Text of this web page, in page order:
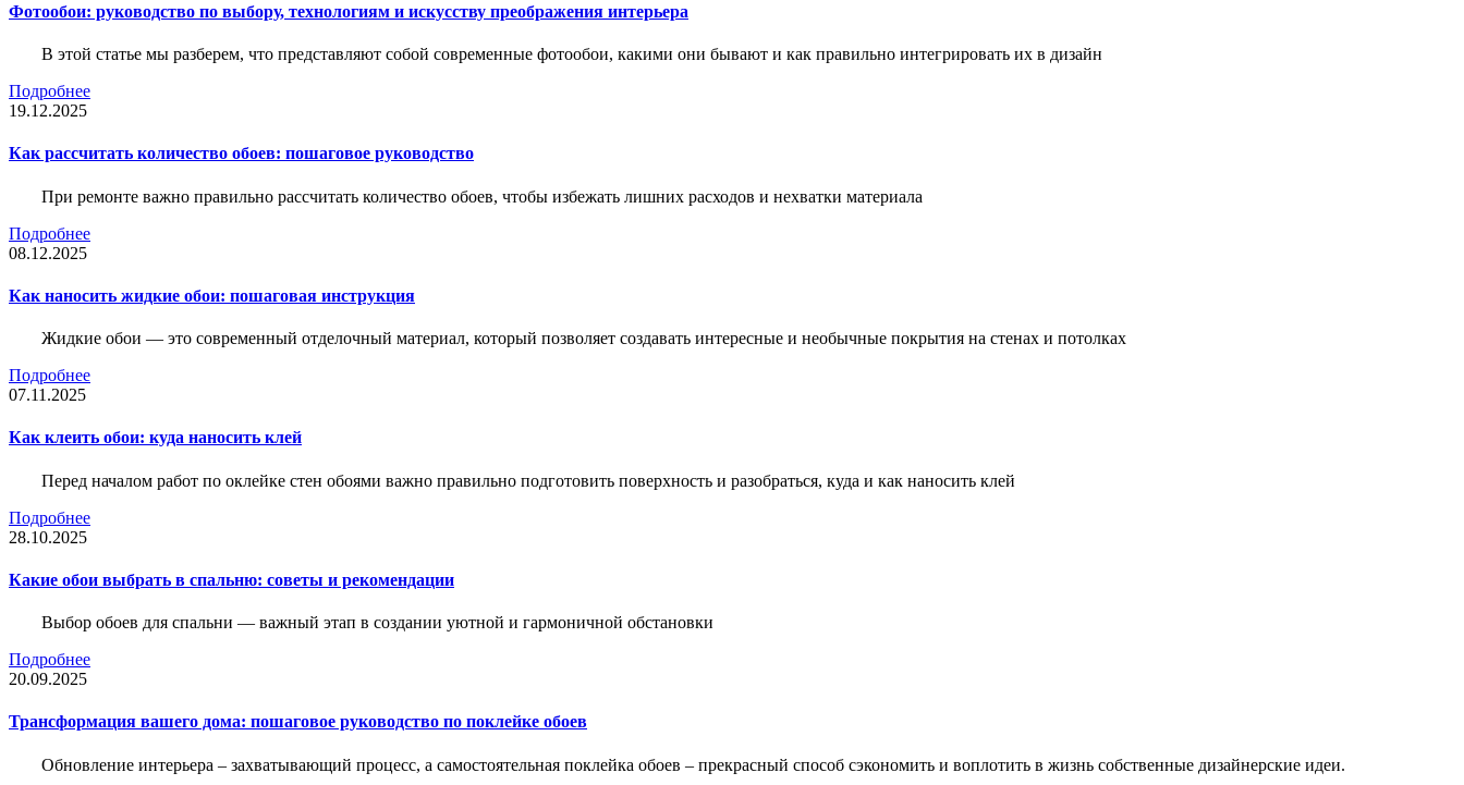
Фотообои: руководство по выбору, технологиям и искусству преображения интерьера
В этой статье мы разберем, что представляют собой современные фотообои, какими они бывают и как правильно интегрировать их в дизайн
Подробнее
19.12.2025
Как рассчитать количество обоев: пошаговое руководство
При ремонте важно правильно рассчитать количество обоев, чтобы избежать лишних расходов и нехватки материала
Подробнее
08.12.2025
Как наносить жидкие обои: пошаговая инструкция
Жидкие обои — это современный отделочный материал, который позволяет создавать интересные и необычные покрытия на стенах и потолках
Подробнее
07.11.2025
Как клеить обои: куда наносить клей
Перед началом работ по оклейке стен обоями важно правильно подготовить поверхность и разобраться, куда и как наносить клей
Подробнее
28.10.2025
Какие обои выбрать в спальню: советы и рекомендации
Выбор обоев для спальни — важный этап в создании уютной и гармоничной обстановки
Подробнее
20.09.2025
Трансформация вашего дома: пошаговое руководство по поклейке обоев
Обновление интерьера – захватывающий процесс, а самостоятельная поклейка обоев – прекрасный способ сэкономить и воплотить в жизнь собственные дизайнерские идеи.